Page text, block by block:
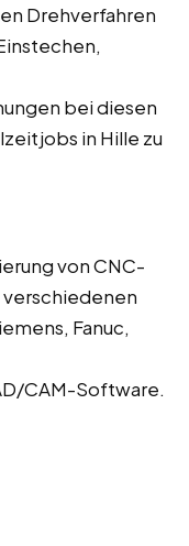
Drehverfahren
bei diesen
in Hille zu
von CNC-
Fanuc,
CAM-Software.